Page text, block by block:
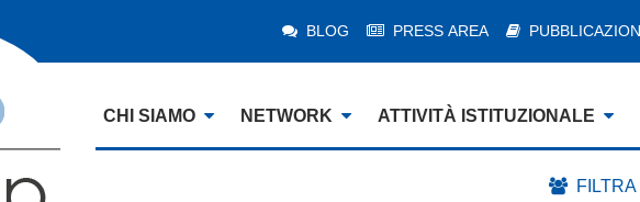
BLOG PRESS AREA
CHI SIAMO NETWORK ATTIVITÀ ISTITUZIONALE